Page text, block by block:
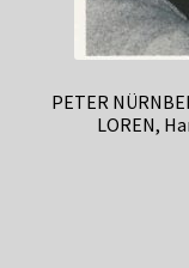
PETER
LOREN,